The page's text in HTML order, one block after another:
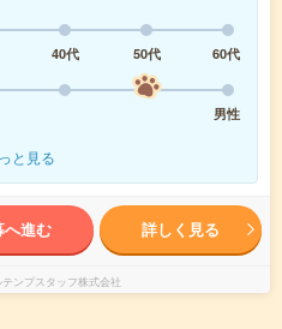
40代 50代
60代
男性
と見る
へ進む 詳しく見る
ンプスタッフ株式会社